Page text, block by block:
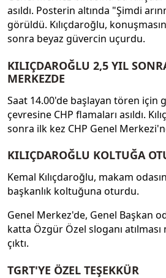
asıldı. Posterin altında "Şimdi
görüldü. Kılıçdaroğlu,
sonra beyaz güvercin uçurdu.
KILIÇDAROĞLU 2,5 YIL
MERKEZDE
Saat 14.00'de başlayan tören için
çevresine CHP flamaları asıldı.
sonra ilk kez CHP Genel
KILIÇDAROĞLU KOLTUĞA
Kemal Kılıçdaroğlu, makam
başkanlık koltuğuna oturdu.
Genel Merkez'de, Genel Başkan
katta Özgür Özel sloganı
çıktı.
TGRT'YE ÖZEL TEŞEKKÜR